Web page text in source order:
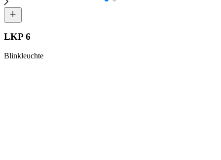
LKP 6
Blinkleuchte